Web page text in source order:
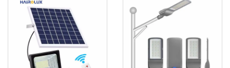
Floodlight IP66 IK10 LED
Φωτιστικά για Στάδια
Ποδοσφαίρου, 100W,
200W, 300W, 400W, 600W,
800W, 1000W, Εξωτερικά
LED Φωτιστικά για Στάδια